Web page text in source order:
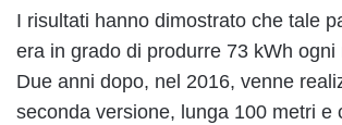
I risultati hanno dimostrato che tale
era in grado di produrre 73 kWh ogni
Due anni dopo, nel 2016, venne
seconda versione, lunga 100 metri e